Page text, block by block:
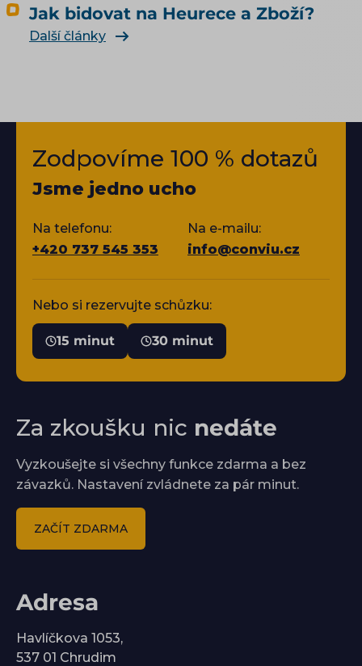
Jak bidovat na Heurece a Zboží?
Další články
Zodpovíme 100 % dotazů
Jsme jedno ucho
Na telefonu:
+420 737 545 353
Na e-mailu:
info@conviu.cz
Nebo si rezervujte schůzku:
15 minut 30 minut
Za zkoušku nic nedáte
Vyzkoušejte si všechny funkce zdarma a bez
závazků. Nastavení zvládnete za pár minut.
ZAČÍT ZDARMA
Adresa
Havlíčkova 1053,
537 01 Chrudim